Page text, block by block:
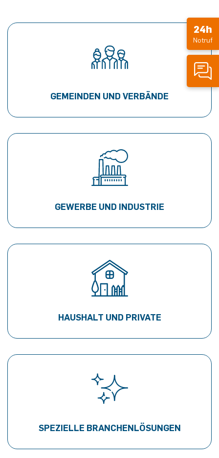
GEMEINDEN UND VERBÄNDE
GEWERBE UND INDUSTRIE
HAUSHALT UND PRIVATE
SPEZIELLE BRANCHENLÖSUNGEN
24h
Notruf